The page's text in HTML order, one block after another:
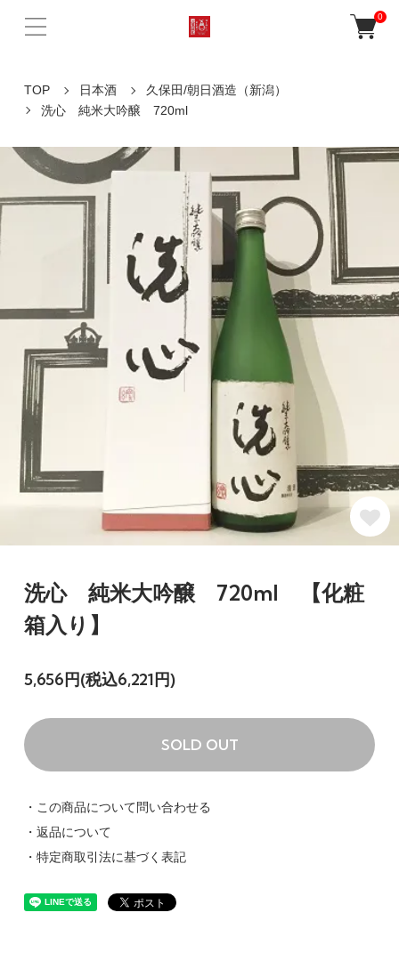
0
TOP 日本酒
久保田/朝日酒造（新潟）
洗心 純米大吟醸 720ml
洗心 純米大吟醸 720ml 【化粧
箱入り】
5,656円(税込6,221円)
SOLD OUT
・この商品について問い合わせる
・返品について
・特定商取引法に基づく表記